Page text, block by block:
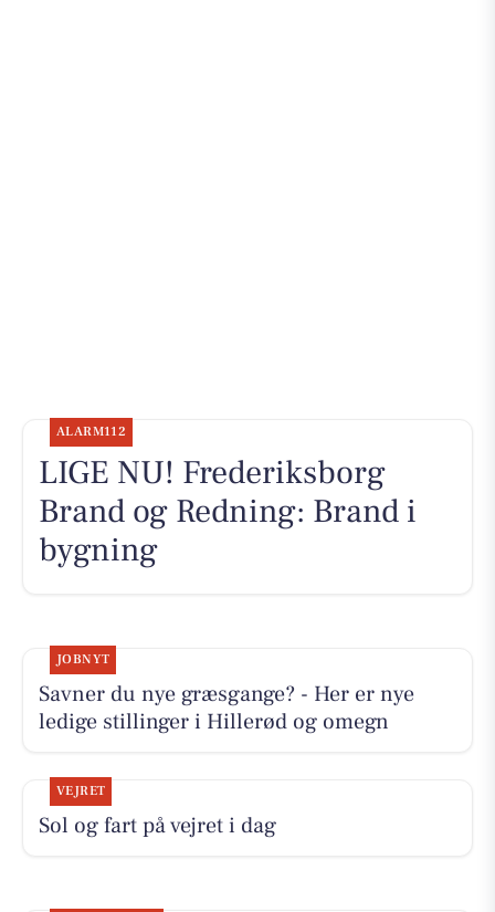
ALARM112
LIGE NU! Frederiksborg
Brand og Redning: Brand i
bygning
JOBNYT
Savner du nye græsgange? - Her er nye
ledige stillinger i Hillerød og omegn
VEJRET
Sol og fart på vejret i dag